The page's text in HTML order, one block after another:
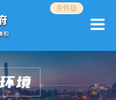
关怀版